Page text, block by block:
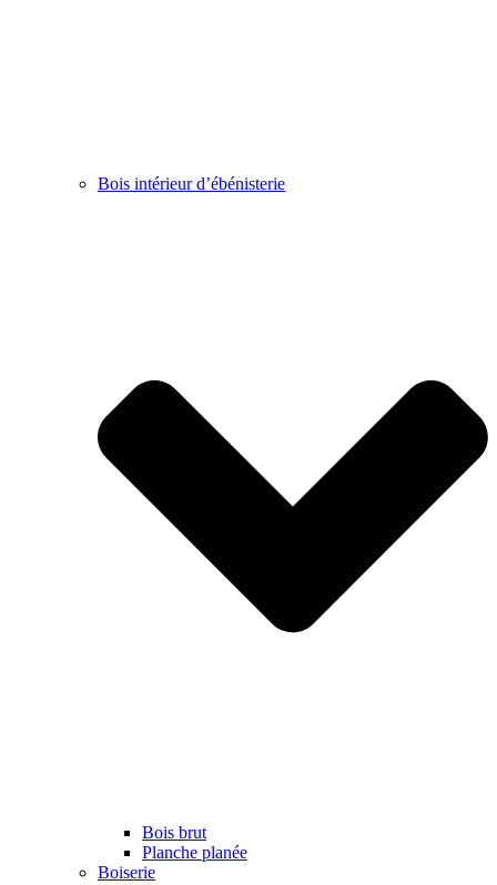
Bois intérieur d’ébénisterie
Bois brut
Planche planée
Boiserie